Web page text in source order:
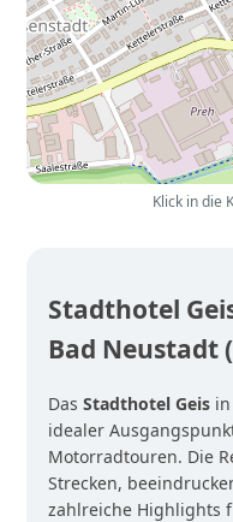
Klick in die
Stadthotel
Bad Neustadt
Das Stadthotel Geis in
idealer
Motorradtouren. Die
Strecken,
zahlreiche Highlights